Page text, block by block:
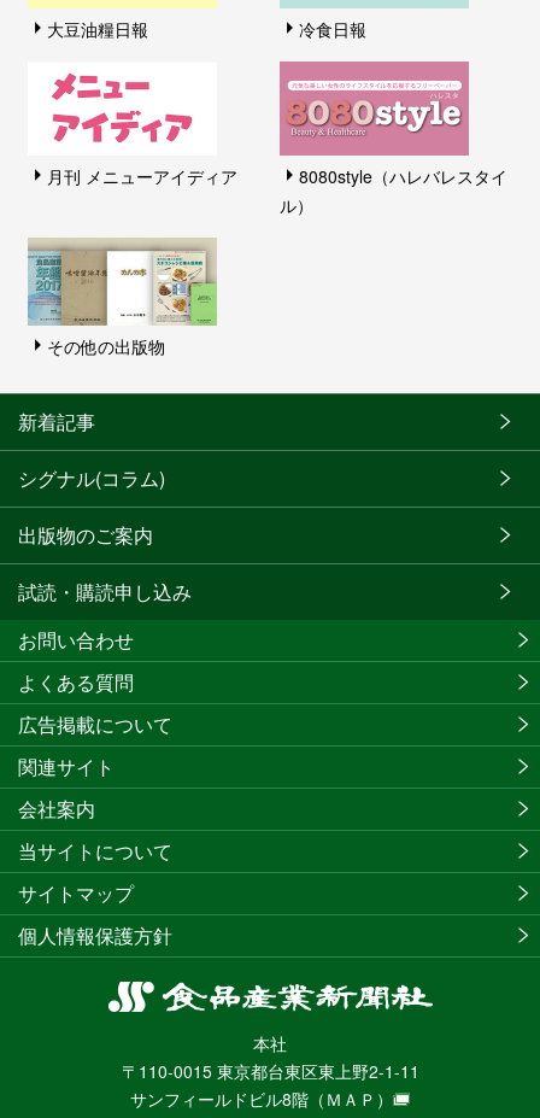
大豆油糧日報 冷食日報
月刊 メニューアイディア
8080style（ハレバレスタイ
ル）
その他の出版物
新着記事
シグナル(コラム)
出版物のご案内
試読・購読申し込み
食
産
業
新
本社
〒110-0015 東京都台東区東上野2-1-11
サンフィールドビル8階 （ＭＡＰ）
お問い合わせ
よくある質問
広告掲載について
関連サイト
会社案内
当サイトについて
サイトマップ
個人情報保護方針